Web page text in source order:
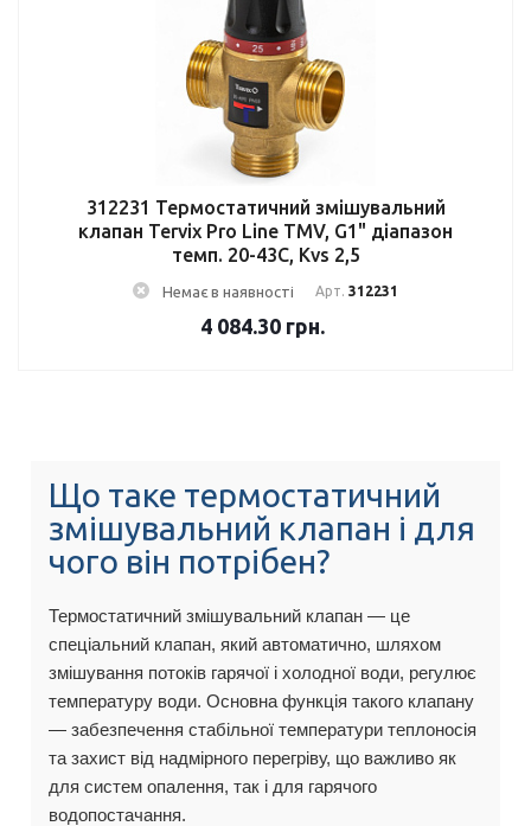
312231 Термостатичний змішувальний
клапан Tervix Pro Line TMV, G1" діапазон
темп. 20-43C, Kvs 2,5
Немає в наявності Арт. 312231
4 084.30 грн.
Що таке термостатичний
змішувальний клапан і для
чого він потрібен?
Термостатичний змішувальний клапан — це
спеціальний клапан, який автоматично, шляхом
змішування потоків гарячої і холодної води, регулює
температуру води. Основна функція такого клапану
— забезпечення стабільної температури теплоносія
та захист від надмірного перегріву, що важливо як
для систем опалення, так і для гарячого
водопостачання.